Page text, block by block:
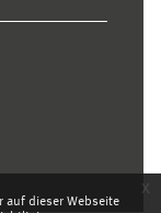
auf dieser Webseite
x